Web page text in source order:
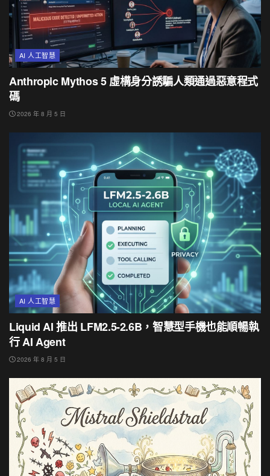
AI 人工智慧
Anthropic Mythos 5 虛構身分誘騙人類通過惡意程式
碼
2026 年 8 月 5 日
AI 人工智慧
Liquid AI 推出 LFM2.5-2.6B，智慧型手機也能順暢執
行 AI Agent
2026 年 8 月 5 日